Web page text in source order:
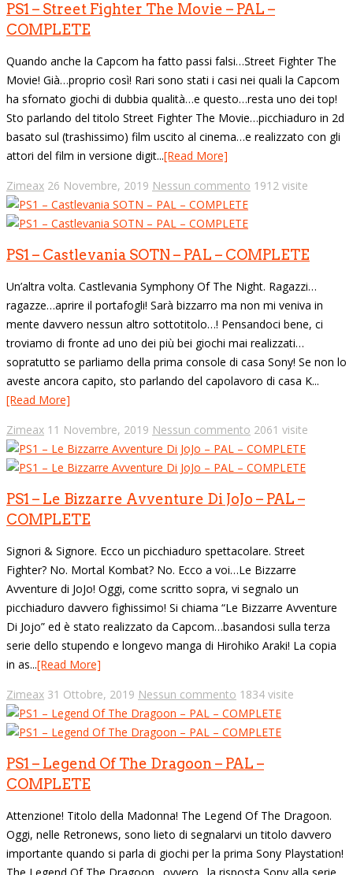
PS1 – Street Fighter The Movie – PAL –
COMPLETE
Quando anche la Capcom ha fatto passi falsi…Street Fighter The
Movie! Già…proprio così! Rari sono stati i casi nei quali la Capcom
ha sfornato giochi di dubbia qualità…e questo…resta uno dei top!
Sto parlando del titolo Street Fighter The Movie…picchiaduro in 2d
basato sul (trashissimo) film uscito al cinema…e realizzato con gli
attori del film in versione digit...[Read More]
Zimeax 26 Novembre, 2019 Nessun commento 1912 visite
PS1 – Castlevania SOTN – PAL – COMPLETE
Un’altra volta. Castlevania Symphony Of The Night. Ragazzi…
ragazze…aprire il portafogli! Sarà bizzarro ma non mi veniva in
mente davvero nessun altro sottotitolo…! Pensandoci bene, ci
troviamo di fronte ad uno dei più bei giochi mai realizzati…
sopratutto se parliamo della prima console di casa Sony! Se non lo
aveste ancora capito, sto parlando del capolavoro di casa K...
[Read More]
Zimeax 11 Novembre, 2019 Nessun commento 2061 visite
PS1 – Le Bizzarre Avventure Di JoJo – PAL –
COMPLETE
Signori & Signore. Ecco un picchiaduro spettacolare. Street
Fighter? No. Mortal Kombat? No. Ecco a voi…Le Bizzarre
Avventure di JoJo! Oggi, come scritto sopra, vi segnalo un
picchiaduro davvero fighissimo! Si chiama “Le Bizzarre Avventure
Di Jojo” ed è stato realizzato da Capcom…basandosi sulla terza
serie dello stupendo e longevo manga di Hirohiko Araki! La copia
in as...[Read More]
Zimeax 31 Ottobre, 2019 Nessun commento 1834 visite
PS1 – Legend Of The Dragoon – PAL –
COMPLETE
Attenzione! Titolo della Madonna! The Legend Of The Dragoon.
Oggi, nelle Retronews, sono lieto di segnalarvi un titolo davvero
importante quando si parla di giochi per la prima Sony Playstation!